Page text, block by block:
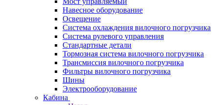
Навесное оборудование
Освещение
Система охлаждения вилочного погрузчика
Система рулевого управления
Стандартные детали
Тормозная система вилочного погрузчика
Трансмиссия вилочного погрузчика
Фильтры вилочного погрузчика
Шины
Электрооборудование
Кабина